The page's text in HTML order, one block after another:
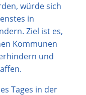
würde sich
in
Ziel ist es,
Kommunen
und
Tages in der